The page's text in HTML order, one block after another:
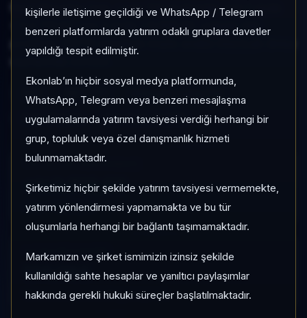
kişilerle iletişime geçildiği ve WhatsApp / Telegram
benzeri platformlarda yatırım odaklı gruplara davetler
yapıldığı tespit edilmiştir.
Ekonlab’ın hiçbir sosyal medya platformunda,
WhatsApp, Telegram veya benzeri mesajlaşma
uygulamalarında yatırım tavsiyesi verdiği herhangi bir
grup, topluluk veya özel danışmanlık hizmeti
bulunmamaktadır.
Şirketimiz hiçbir şekilde yatırım tavsiyesi vermemekte,
yatırım yönlendirmesi yapmamakta ve bu tür
oluşumlarla herhangi bir bağlantı taşımamaktadır.
Markamızın ve şirket ismimizin izinsiz şekilde
kullanıldığı sahte hesaplar ve yanıltıcı paylaşımlar
hakkında gerekli hukuki süreçler başlatılmaktadır.
Non-Playable Coin, Long Tail grubunda, son 1 ayda
+%3.716,67, son 3 ayda +%308,93, yüksek risk
profiliyle, NÖTR sinyaliyle kripto analizi EkonLab detay
sayfasında sunulur.
Risk:Yüksek Son fiyat:0,2710
1 AY VE 3 AY PERFORMANS
+%3.716,67
3 Ay:+%308,93
KATEGORI KONUMU
139/186
Momentum bazlı kategori içi sıra